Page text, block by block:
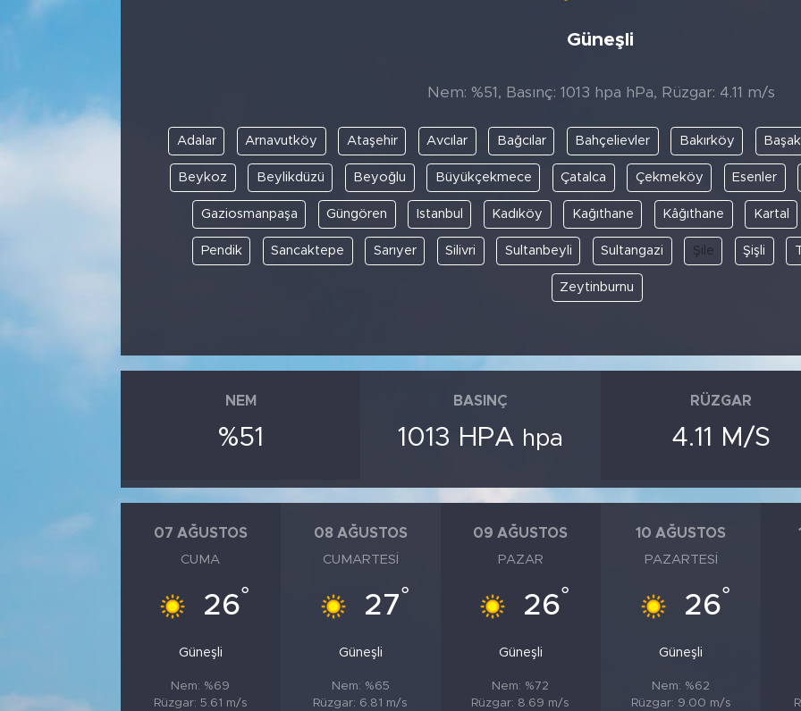
Güneşli
Nem: %51, Basınç: 1013 hpa hPa, Rüzgar: 4.11 m/s
Adalar Arnavutköy Ataşehir Avcılar Bağcılar Bahçelievler Bakırköy
Beykoz Beylikdüzü Beyoğlu Büyükçekmece Çatalca Çekmeköy Esenler
Gaziosmanpaşa Güngören Istanbul Kadıköy Kağıthane Kâğıthane Kartal
Pendik Sancaktepe Sarıyer Silivri Sultanbeyli Sultangazi Şile Şişli
Zeytinburnu
NEM
%51
BASINÇ
1013 HPA hpa
RÜZGAR
4.11 M/S
07 AĞUSTOS
CUMA
26°
Güneşli
Nem: %69
Rüzgar: 5.61 m/s
08 AĞUSTOS
CUMARTESI
27°
Güneşli
Nem: %65
Rüzgar: 6.81 m/s
09 AĞUSTOS
PAZAR
26°
Güneşli
Nem: %72
Rüzgar: 8.69 m/s
10 AĞUSTOS
PAZARTESI
26°
Güneşli
Nem: %62
Rüzgar: 9.00 m/s